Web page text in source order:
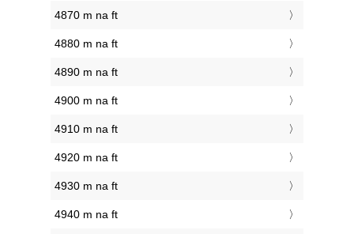
4870 m na ft
4880 m na ft
4890 m na ft
4900 m na ft
4910 m na ft
4920 m na ft
4930 m na ft
4940 m na ft